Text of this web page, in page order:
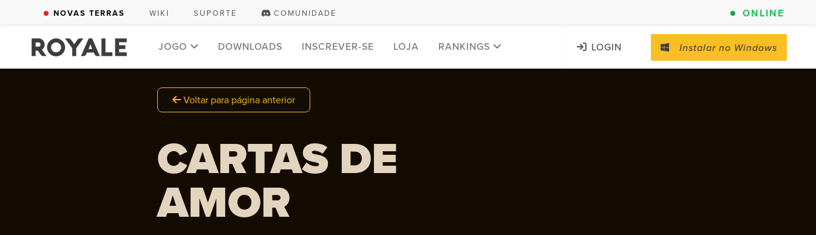
NOVAS TERRAS WIKI SUPORTE COMUNIDADE ONLINE
JOGO DOWNLOADS INSCREVER-SE LOJA RANKINGS LOGIN Instalar no Windows
Voltar para página anterior
CARTAS DE
AMOR